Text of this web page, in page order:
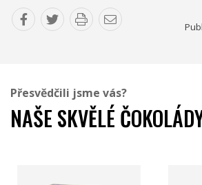
Přesvědčili jsme vás?
NAŠE SKVĚLÉ